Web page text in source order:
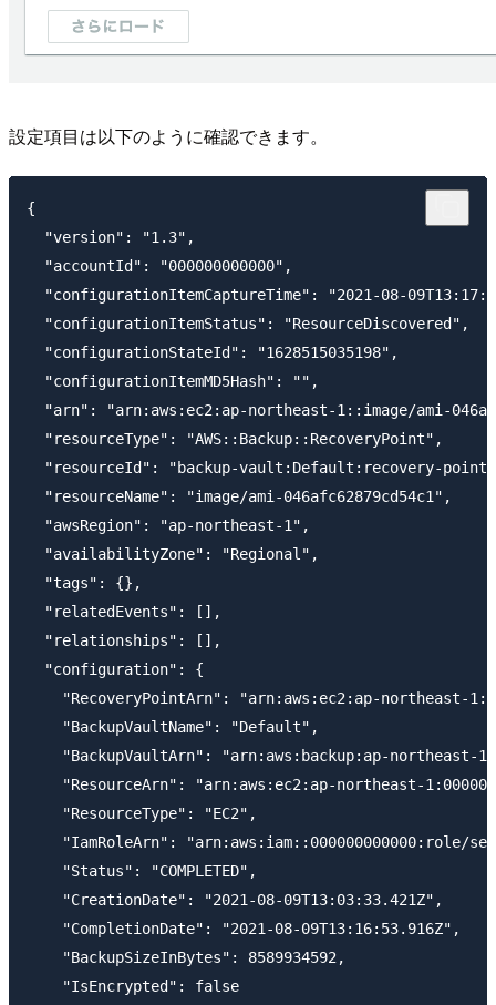
設定項目は以下のように確認できます。
{
  "version": "1.3",
  "accountId": "000000000000",
"configurationItemCaptureTime": "2021-08-
  "configurationItemStatus": "ResourceDiscovered",
  "configurationStateId": "1628515035198",
  "configurationItemMD5Hash": "",
"arn": "arn:aws:ec2:ap-northeast-1::image/ami-
  "resourceType": "AWS::Backup::RecoveryPoint",
"resourceId": "backup-vault:Default:recovery-
  "resourceName": "image/ami-046afc62879cd54c1",
  "awsRegion": "ap-northeast-1",
  "availabilityZone": "Regional",
  "tags": {},
  "relatedEvents": [],
  "relationships": [],
  "configuration": {
"RecoveryPointArn": "arn:aws:ec2:ap-northeast-
    "BackupVaultName": "Default",
"BackupVaultArn": "arn:aws:backup:ap-northeast-
"ResourceArn": "arn:aws:ec2:ap-northeast-
    "ResourceType": "EC2",
"IamRoleArn": "arn:aws:iam::000000000000:role/
    "Status": "COMPLETED",
    "CreationDate": "2021-08-09T13:03:33.421Z",
    "CompletionDate": "2021-08-09T13:16:53.916Z",
    "BackupSizeInBytes": 8589934592,
    "IsEncrypted": false